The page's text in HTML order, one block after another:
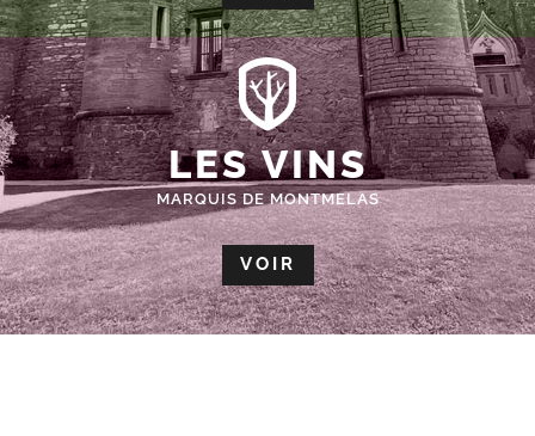
LES VINS
MARQUIS DE MONTMELAS
VOIR